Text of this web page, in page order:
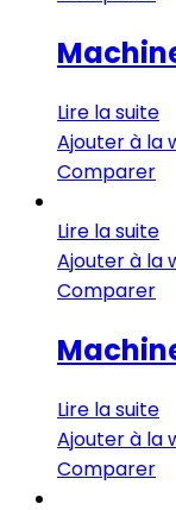
Lire la suite
Ajouter à la
Comparer
Lire la suite
Ajouter à la
Comparer
Lire la suite
Ajouter à la
Comparer